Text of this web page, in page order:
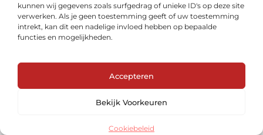
kunnen wij gegevens zoals surfgedrag of unieke ID's op deze site
verwerken. Als je geen toestemming geeft of uw toestemming
intrekt, kan dit een nadelige invloed hebben op bepaalde
functies en mogelijkheden.
Accepteren
Bekijk Voorkeuren
Cookiebeleid
Voorkom roodheid en irritatie tijdens het
sporten
...